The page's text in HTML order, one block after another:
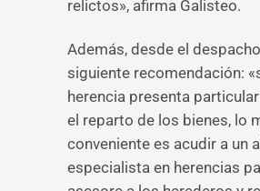
relictos», afirma Galisteo.
Además, desde el
siguiente recomendación:
herencia presenta
el reparto de los bienes, lo
conveniente es acudir a un
especialista en herencias